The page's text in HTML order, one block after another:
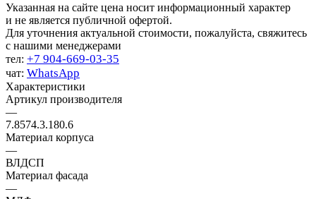
Указанная на сайте цена носит информационный характер
и не является публичной офертой.
Для уточнения актуальной стоимости, пожалуйста, свяжитесь
с нашими менеджерами
тел: +7 904-669-03-35
чат: WhatsApp
Характеристики
Артикул производителя
—
7.8574.3.180.6
Материал корпуса
—
ВЛДСП
Материал фасада
—